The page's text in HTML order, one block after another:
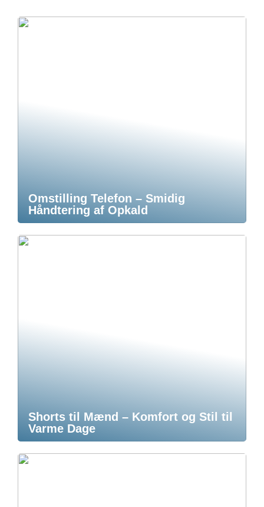
Omstilling Telefon – Smidig
Håndtering af Opkald
Shorts til Mænd – Komfort og Stil til
Varme Dage